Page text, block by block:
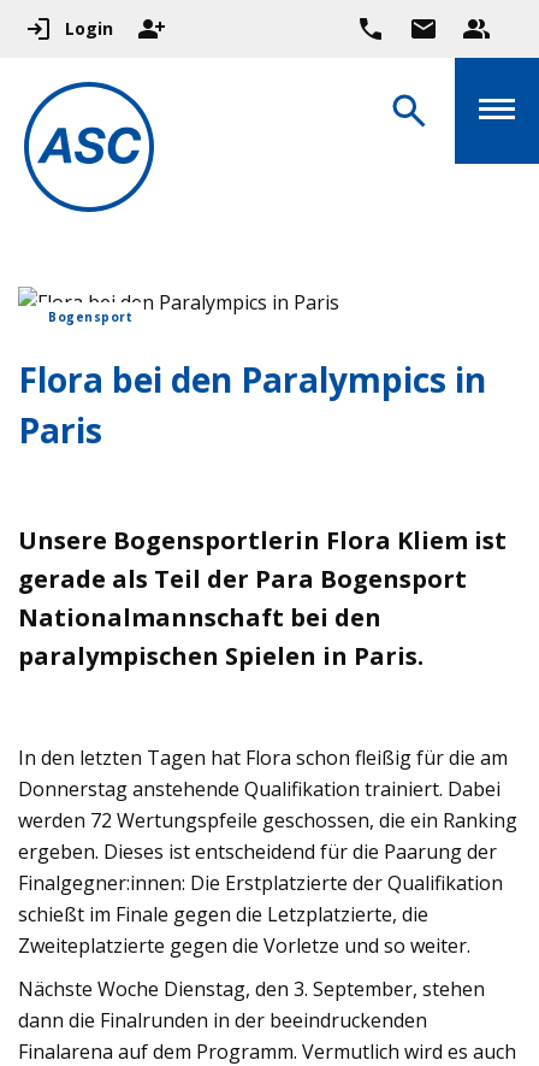
Login
Bogensport
Flora bei den Paralympics in
Paris
Unsere Bogensportlerin Flora Kliem ist
gerade als Teil der Para Bogensport
Nationalmannschaft bei den
paralympischen Spielen in Paris.
In den letzten Tagen hat Flora schon fleißig für die am
Donnerstag anstehende Qualifikation trainiert. Dabei
werden 72 Wertungspfeile geschossen, die ein Ranking
ergeben. Dieses ist entscheidend für die Paarung der
Finalgegner:innen: Die Erstplatzierte der Qualifikation
schießt im Finale gegen die Letzplatzierte, die
Zweiteplatzierte gegen die Vorletze und so weiter.
Nächste Woche Dienstag, den 3. September, stehen
dann die Finalrunden in der beeindruckenden
Finalarena auf dem Programm. Vermutlich wird es auch